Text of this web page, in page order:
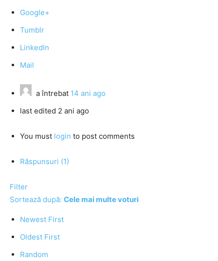
Google+
Tumblr
LinkedIn
Mail
a întrebat 14 ani ago
last edited 2 ani ago
You must login to post comments
Răspunsuri (1)
Filter
Sortează după: Cele mai multe voturi
Newest First
Oldest First
Random